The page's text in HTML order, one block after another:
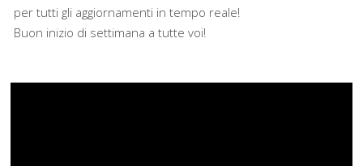
per tutti gli aggiornamenti in tempo reale!
Buon inizio di settimana a tutte voi!